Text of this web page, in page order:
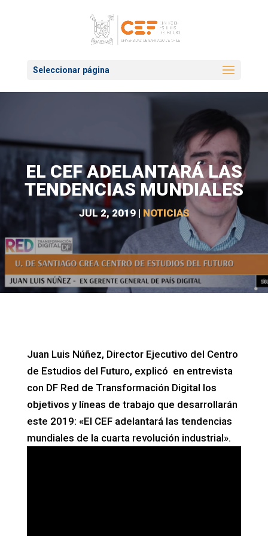
Seleccionar página
EL CEF ADELANTARÁ LAS
TENDENCIAS MUNDIALES
JUL 2, 2019| NOTICIAS
Juan Luis Núñez, Director Ejecutivo del Centro
de Estudios del Futuro, explicó en entrevista
con DF Red de Transformación Digital los
objetivos y líneas de trabajo que desarrollarán
este 2019: «El CEF adelantará las tendencias
mundiales de la cuarta revolución industrial».